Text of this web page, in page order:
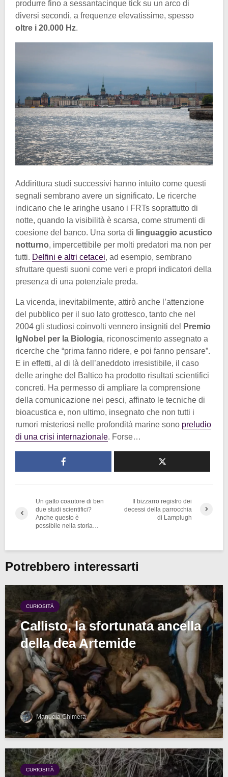
produrre fino a sessantacinque tick su un arco di
diversi secondi, a frequenze elevatissime, spesso
oltre i 20.000 Hz.
Addirittura studi successivi hanno intuito come questi
segnali sembrano avere un significato. Le ricerche
indicano che le aringhe usano i FRTs soprattutto di
notte, quando la visibilità è scarsa, come strumenti di
coesione del banco. Una sorta di linguaggio acustico
notturno, impercettibile per molti predatori ma non per
tutti. Delfini e altri cetacei, ad esempio, sembrano
sfruttare questi suoni come veri e propri indicatori della
presenza di una potenziale preda.
La vicenda, inevitabilmente, attirò anche l’attenzione
del pubblico per il suo lato grottesco, tanto che nel
2004 gli studiosi coinvolti vennero insigniti del
Premio
IgNobel per la Biologia, riconoscimento assegnato a
ricerche che “prima fanno ridere, e poi fanno pensare”.
E in effetti, al di là dell’aneddoto irresistibile, il caso
delle aringhe del Baltico ha prodotto risultati scientifici
concreti. Ha permesso di ampliare la comprensione
della comunicazione nei pesci, affinato le tecniche di
bioacustica e, non ultimo, insegnato che non tutti i
rumori misteriosi nelle profondità marine sono preludio
di una crisi internazionale. Forse…
Un gatto coautore di ben
due studi scientifici?
Anche questo è
possibile nella storia…
Il bizzarro registro dei
decessi della parrocchia
di Lamplugh
Potrebbero interessarti
CURIOSITÀ
Callisto, la sfortunata ancella
della dea Artemide
Manuela Chimera
CURIOSITÀ